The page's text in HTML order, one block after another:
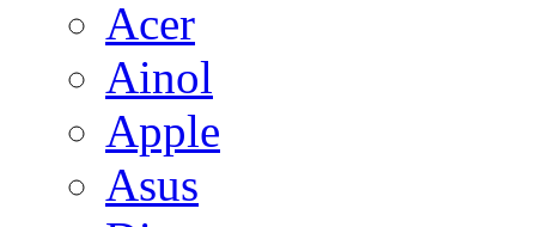
Acer
Ainol
Apple
Asus